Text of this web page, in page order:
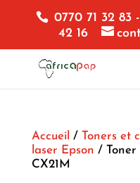
0770 71 32 83
42 16
Accueil / Toners et
laser Epson / Toner
CX21M